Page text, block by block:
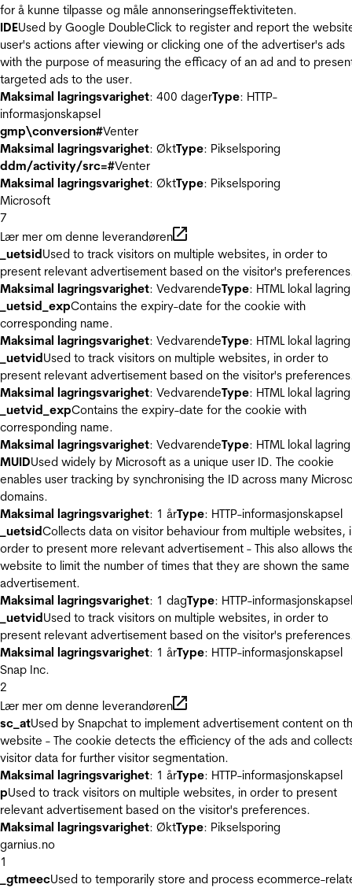
for å kunne tilpasse og måle annonseringseffektiviteten.
IDEUsed by Google DoubleClick to register and report the
user's actions after viewing or clicking one of the advertiser's ads
with the purpose of measuring the efficacy of an ad and to
targeted ads to the user.
Maksimal lagringsvarighet: 400 dagerType: HTTP-
informasjonskapsel
gmp\conversion#Venter
Maksimal lagringsvarighet: ØktType: Pikselsporing
ddm/activity/src=#Venter
Maksimal lagringsvarighet: ØktType: Pikselsporing
Microsoft
7
Lær mer om denne leverandøren
_uetsidUsed to track visitors on multiple websites, in order to
present relevant advertisement based on the visitor's
Maksimal lagringsvarighet: VedvarendeType: HTML lokal lagring
_uetsid_expContains the expiry-date for the cookie with
corresponding name.
Maksimal lagringsvarighet: VedvarendeType: HTML lokal lagring
_uetvidUsed to track visitors on multiple websites, in order to
present relevant advertisement based on the visitor's
Maksimal lagringsvarighet: VedvarendeType: HTML lokal lagring
_uetvid_expContains the expiry-date for the cookie with
corresponding name.
Maksimal lagringsvarighet: VedvarendeType: HTML lokal lagring
MUIDUsed widely by Microsoft as a unique user ID. The cookie
enables user tracking by synchronising the ID across many
domains.
Maksimal lagringsvarighet: 1 årType: HTTP-informasjonskapsel
_uetsidCollects data on visitor behaviour from multiple websites,
order to present more relevant advertisement - This also allows
website to limit the number of times that they are shown the same
advertisement.
Maksimal lagringsvarighet: 1 dagType: HTTP-informasjonskapsel
_uetvidUsed to track visitors on multiple websites, in order to
present relevant advertisement based on the visitor's
Maksimal lagringsvarighet: 1 årType: HTTP-informasjonskapsel
Snap Inc.
2
Lær mer om denne leverandøren
sc_atUsed by Snapchat to implement advertisement content on
website - The cookie detects the efficiency of the ads and
visitor data for further visitor segmentation.
Maksimal lagringsvarighet: 1 årType: HTTP-informasjonskapsel
pUsed to track visitors on multiple websites, in order to present
relevant advertisement based on the visitor's preferences.
Maksimal lagringsvarighet: ØktType: Pikselsporing
garnius.no
1
_gtmeecUsed to temporarily store and process ecommerce-